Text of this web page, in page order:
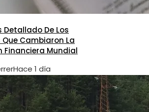
Detallado De Los
Que Cambiaron La
Financiera Mundial
Hace 1 día